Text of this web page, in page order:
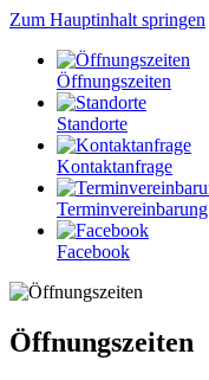
Zum Hauptinhalt springen
Öffnungszeiten
Standorte
Kontaktanfrage
Terminvereinbarung
Facebook
Öffnungszeiten